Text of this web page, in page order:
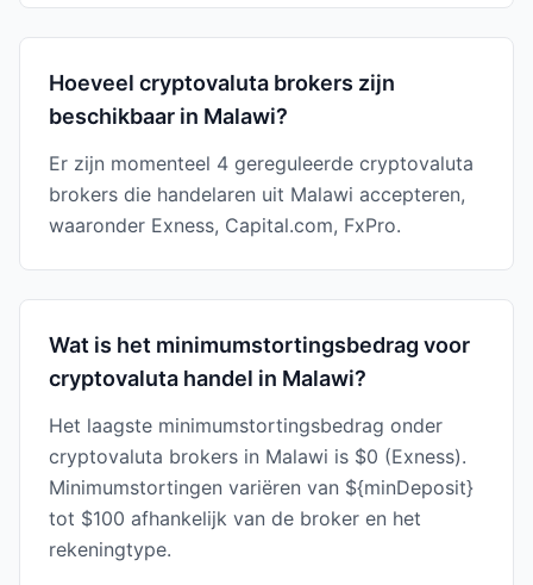
Hoeveel cryptovaluta brokers zijn
beschikbaar in Malawi?
Er zijn momenteel 4 gereguleerde cryptovaluta
brokers die handelaren uit Malawi accepteren,
waaronder Exness, Capital.com, FxPro.
Wat is het minimumstortingsbedrag voor
cryptovaluta handel in Malawi?
Het laagste minimumstortingsbedrag onder
cryptovaluta brokers in Malawi is $0 (Exness).
Minimumstortingen variëren van ${minDeposit}
tot $100 afhankelijk van de broker en het
rekeningtype.